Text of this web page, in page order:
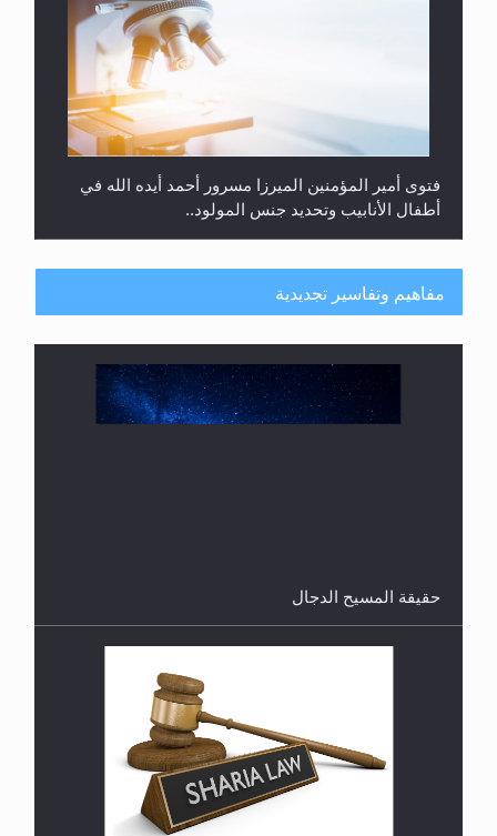
فتوى أمير المؤمنين الميرزا مسرور أحمد أيده الله في
أطفال الأنابيب وتحديد جنس المولود..
هل تعتبر الأشفار الاصطناعية (الرموش الاصطناعية)
والأظافر البلاستيكية وطلاء الأظافر حاجبا للوضوء وهل
مفاهيم وتفاسير تجديدية
حقيقة المسيح الدجال